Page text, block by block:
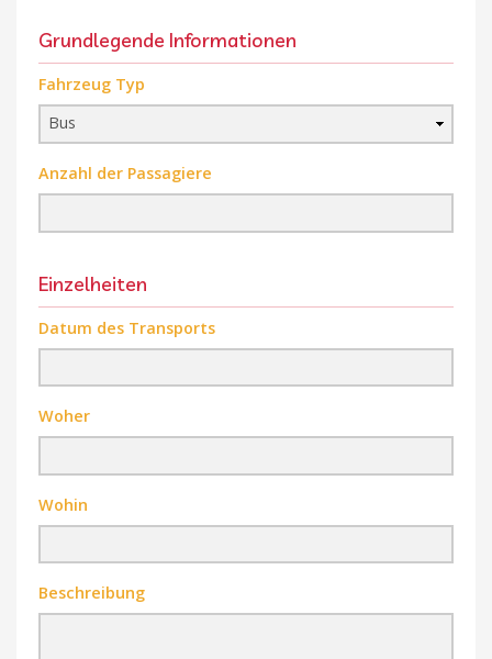
Grundlegende Informationen
Fahrzeug Typ
Anzahl der Passagiere
Einzelheiten
Datum des Transports
Woher
Wohin
Beschreibung